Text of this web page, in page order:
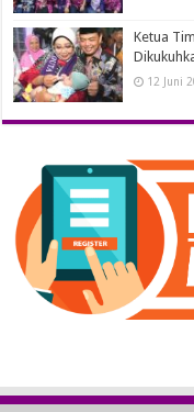
Ketua
12 Juni